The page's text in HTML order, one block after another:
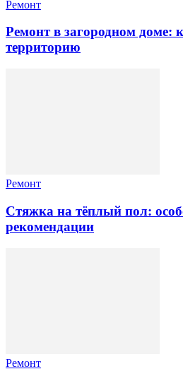
Ремонт
Ремонт в загородном доме:
территорию
Ремонт
Стяжка на тёплый пол:
рекомендации
Ремонт